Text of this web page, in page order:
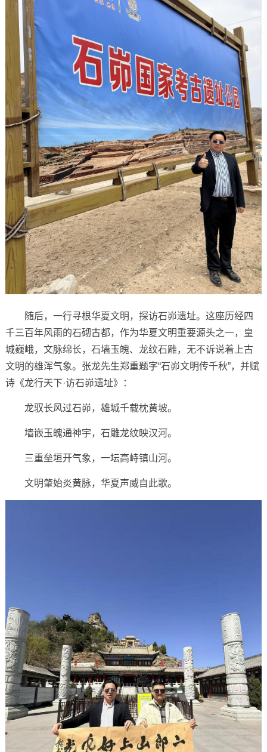
随后，一行寻根华夏文明，探访石峁遗址。这座历经四
千三百年风雨的石砌古都，作为华夏文明重要源头之一，皇
城巍峨，文脉绵长，石墙玉魄、龙纹石雕，无不诉说着上古
文明的雄浑气象。张龙先生郑重题字“石峁文明传千秋”，并赋
诗《龙行天下·访石峁遗址》：
龙驭长风过石峁，雄城千载枕黄坡。
墙嵌玉魄通神宇，石雕龙纹映汉河。
三重垒垣开气象，一坛高峙镇山河。
文明肇始炎黄脉，华夏声威自此歌。